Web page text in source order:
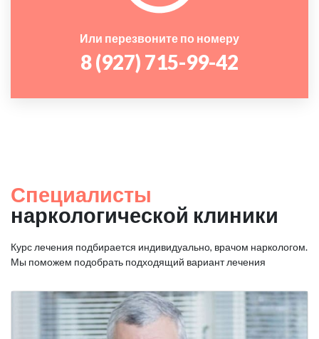
Или перезвоните по номеру
8 (927) 715-99-42
Специалисты
наркологической клиники
Курс лечения подбирается индивидуально, врачом наркологом.
Мы поможем подобрать подходящий вариант лечения